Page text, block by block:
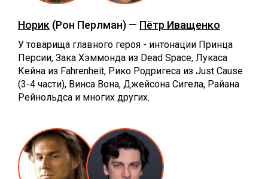
Норик (Рон Перлман) — Пётр Иващенко
У товарища главного героя - интонации Принца
Персии, Зака Хэммонда из Dead Space, Лукаса
Кейна из Fahrenheit, Рико Родригеса из Just Cause
(3-4 части), Винса Вона, Джейсона Сигела, Райана
Рейнольдса и многих других.